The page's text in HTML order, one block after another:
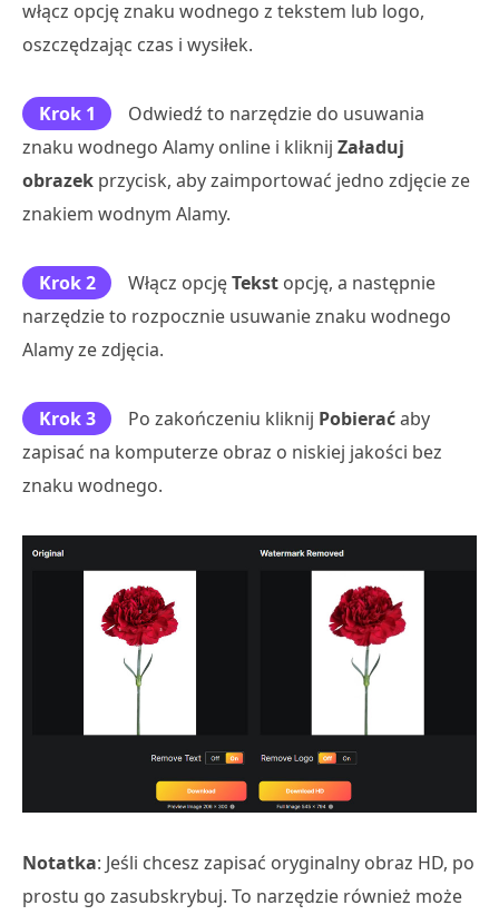
włącz opcję znaku wodnego z tekstem lub logo,
oszczędzając czas i wysiłek.
Krok 1
Odwiedź to narzędzie do usuwania
znaku wodnego Alamy online i kliknij Załaduj
obrazek przycisk, aby zaimportować jedno zdjęcie ze
znakiem wodnym Alamy.
Krok 2 Włącz opcjęTekst opcję, a następnie
narzędzie to rozpocznie usuwanie znaku wodnego
Alamy ze zdjęcia.
Krok 3 Po zakończeniu kliknij Pobieraćaby
zapisać na komputerze obraz o niskiej jakości bez
znaku wodnego.
Notatka: Jeśli chcesz zapisać oryginalny obraz HD, po
prostu go zasubskrybuj. To narzędzie również może